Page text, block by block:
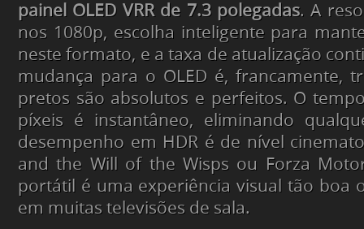
painel OLED VRR de 7.3 polegadas. A
nos 1080p, escolha inteligente para
neste formato, e a taxa de atualização
mudança para o OLED é, francamente,
pretos são absolutos e perfeitos. O
píxeis é instantâneo, eliminando
desempenho em HDR é de nível
and the Will of the Wisps ou Forza
portátil é uma experiência visual tão boa
em muitas televisões de sala.